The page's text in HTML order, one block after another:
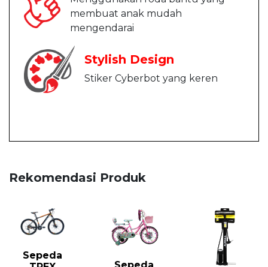
membuat anak mudah
mengendarai
Stylish Design
Stiker Cyberbot yang keren
Rekomendasi Produk
Sepeda